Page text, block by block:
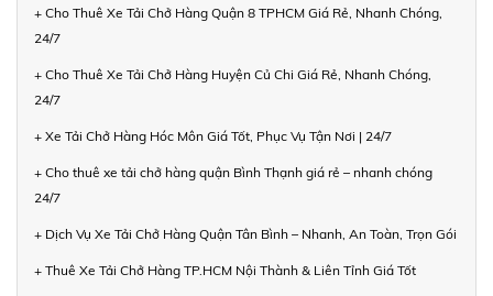
+ Cho Thuê Xe Tải Chở Hàng Quận 8 TPHCM Giá Rẻ, Nhanh Chóng,
24/7
+ Cho Thuê Xe Tải Chở Hàng Huyện Củ Chi Giá Rẻ, Nhanh Chóng,
24/7
+ Xe Tải Chở Hàng Hóc Môn Giá Tốt, Phục Vụ Tận Nơi | 24/7
+ Cho thuê xe tải chở hàng quận Bình Thạnh giá rẻ – nhanh chóng
24/7
+ Dịch Vụ Xe Tải Chở Hàng Quận Tân Bình – Nhanh, An Toàn, Trọn Gói
+ Thuê Xe Tải Chở Hàng TP.HCM Nội Thành & Liên Tỉnh Giá Tốt